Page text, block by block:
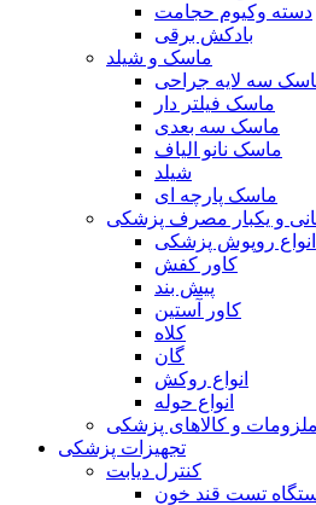
دسته وکیوم حجامت
بادکش برقی
ماسک و شیلد
سه لایه جراحی
ماسک فیلتر دار
ماسک سه بعدی
ماسک نانو الیاف
شیلد
ماسک پارچه ای
و یکبار مصرف پزشکی
انواع روپوش پزشکی
کاور کفش
پیش بند
کاور آستین
کلاه
گان
انواع روکش
انواع حوله
و کالاهای پزشکی
تجهیزات پزشکی
کنترل دیابت
تست قند خون